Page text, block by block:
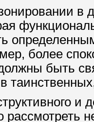
в
более
быть
и
рассмотреть